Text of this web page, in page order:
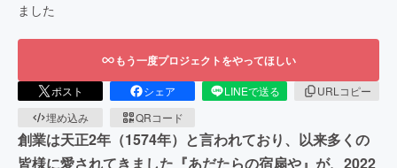
ました
もう一度プロジェクトをやってほしい
ポスト シェア LINEで送る
URLコピー
埋め込み
QRコード
創業は天正2年（1574年）と言われており、以来多くの
皆様に愛されてきました『あだたらの宿扇や』が、2022